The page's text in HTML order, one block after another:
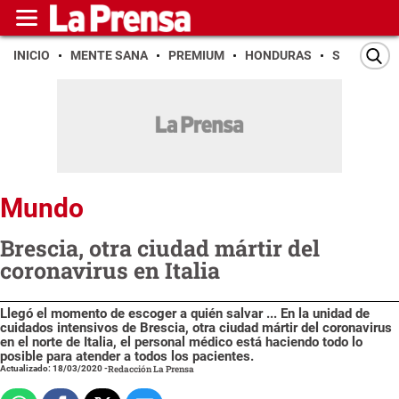
INICIO MENTE SANA PREMIUM HONDURAS SAN PEDRO
Mundo
Brescia, otra ciudad mártir del
coronavirus en Italia
Llegó el momento de escoger a quién salvar ... En la unidad de
cuidados intensivos de Brescia, otra ciudad mártir del coronavirus
en el norte de Italia, el personal médico está haciendo todo lo
posible para atender a todos los pacientes.
Actualizado: 18/03/2020-Redacción La Prensa